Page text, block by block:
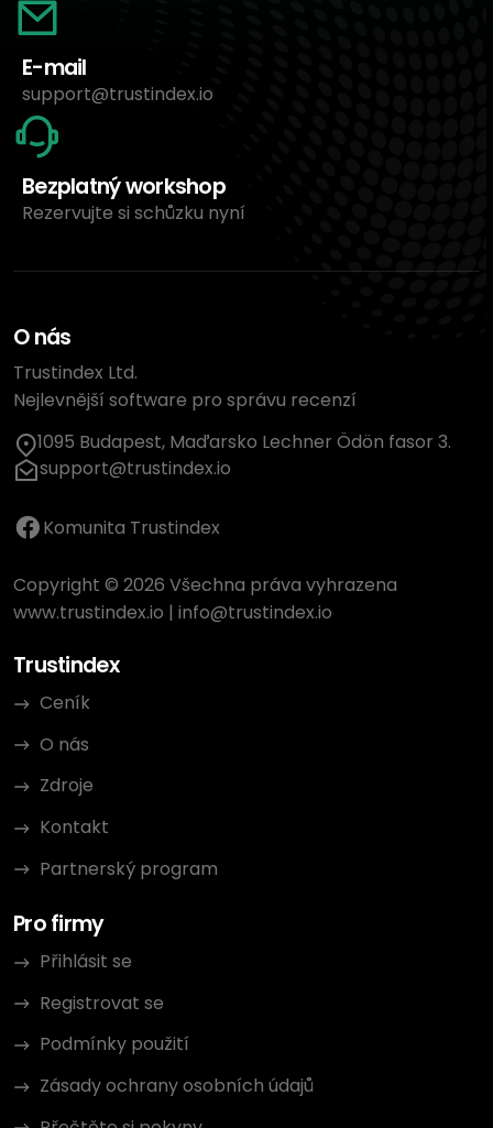
E-mail
support@trustindex.io
Bezplatný workshop
Rezervujte si schůzku nyní
O nás
Trustindex Ltd.
Nejlevnější software pro správu recenzí
1095 Budapest, Maďarsko Lechner Ödön fasor 3.
support@trustindex.io
Komunita Trustindex
Copyright © 2026 Všechna práva vyhrazena
www.trustindex.io | info@trustindex.io
Trustindex
Ceník
O nás
Zdroje
Kontakt
Partnerský program
Pro firmy
Přihlásit se
Registrovat se
Podmínky použití
Zásady ochrany osobních údajů